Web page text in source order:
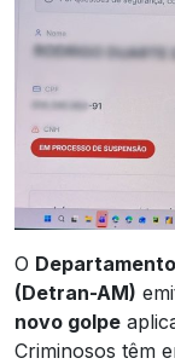
O
(Detran-AM)
novo golpe
Criminosos têm